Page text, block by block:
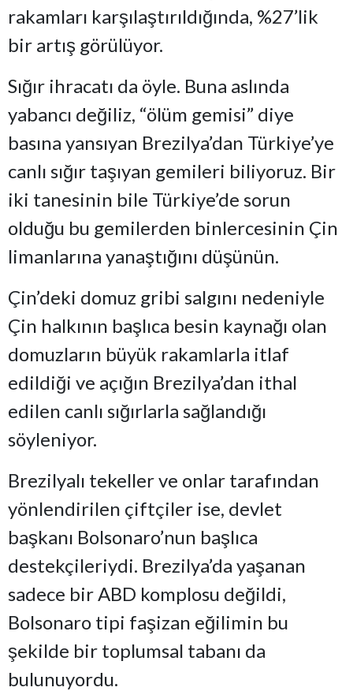
rakamları karşılaştırıldığında, %27’lik
bir artış görülüyor.
Sığır ihracatı da öyle. Buna aslında
yabancı değiliz, “ölüm gemisi” diye
basına yansıyan Brezilya’dan Türkiye’ye
canlı sığır taşıyan gemileri biliyoruz. Bir
iki tanesinin bile Türkiye’de sorun
olduğu bu gemilerden binlercesinin Çin
limanlarına yanaştığını düşünün.
Çin’deki domuz gribi salgını nedeniyle
Çin halkının başlıca besin kaynağı olan
domuzların büyük rakamlarla itlaf
edildiği ve açığın Brezilya’dan ithal
edilen canlı sığırlarla sağlandığı
söyleniyor.
Brezilyalı tekeller ve onlar tarafından
yönlendirilen çiftçiler ise, devlet
başkanı Bolsonaro’nun başlıca
destekçileriydi. Brezilya’da yaşanan
sadece bir ABD komplosu değildi,
Bolsonaro tipi faşizan eğilimin bu
şekilde bir toplumsal tabanı da
bulunuyordu.